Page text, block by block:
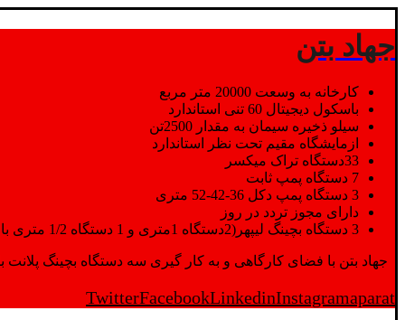
جهاد بتن
کارخانه به وسعت 20000 متر مربع
باسکول دیجیتال 60 تنی استاندارد
سیلو ذخیره سیمان به مقدار 2500تن
ازمایشگاه مقیم تحت نظر استاندارد
33دستگاه تراک میکسر
7 دستگاه پمپ ثابت
3 دستگاه پمپ دکل 36-42-52 متری
دارای مجوز تردد در روز
3 دستگاه بچینگ لیپهر(2دستگاه 1متری و 1 دستگاه 1/2 متری با توان تولید 150 متر مکعب در ساعت)
جهاد بتن با فضای کارگاهی و به کار گیری سه دستگاه بچینگ پلانت با ظرفیت 2500 تن در کنار پرسنل متخصص و پر تلاش واحدهای تولید و ازمایشگاه,بتن با کیفیت را برای واحد
TwitterFacebookLinkedinInstagramaparat